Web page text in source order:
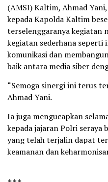
(AMSI) Kaltim, Ahmad
kepada Kapolda Kaltim
terselenggaranya kegiatan
kegiatan sederhana
komunikasi dan
baik antara media siber
“Semoga sinergi ini terus
Ahmad Yani.
Ia juga mengucapkan
kepada jajaran Polri seraya
yang telah terjalin dapat
keamanan dan